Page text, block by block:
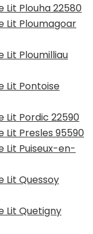
Lit Plouha 22580
Lit Ploumagoar
Lit Ploumilliau
Lit Pontoise
Lit Pordic 22590
Lit Presles 95590
Lit Puiseux-en-
Lit Quessoy
Lit Quetigny